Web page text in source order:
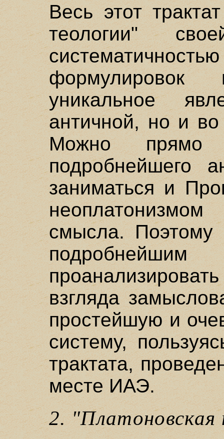
Весь этот
теологии"
формулировок
уникальное
античной, но и
Можно прямо
подробнейшего
заниматься и
смысла. Поэтому
взгляда
простейшую и
систему,
трактата,
месте ИАЭ.
2. "Платоновская